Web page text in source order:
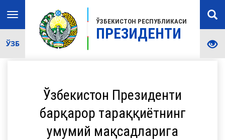
ЎЗБЕКИСТОН РЕСПУБЛИКАСИ
ПРЕЗИДЕНТИ
Toggle
navigation
ЎЗБ
Ўзбекистон Президенти
барқарор тараққиётнинг
умумий мақсадларига